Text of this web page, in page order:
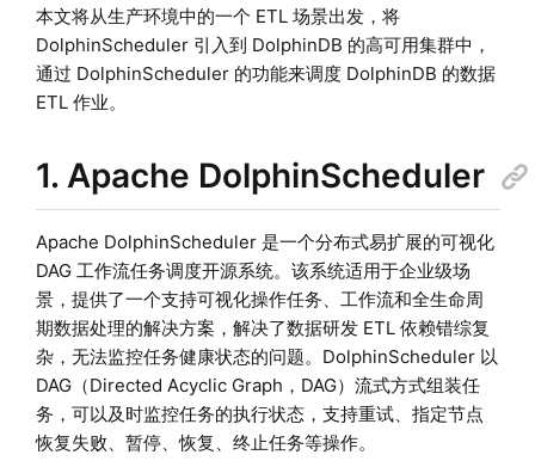
本文将从生产环境中的一个 ETL 场景出发，将
DolphinScheduler 引入到 DolphinDB 的高可用集群中，
通过 DolphinScheduler 的功能来调度 DolphinDB 的数据
ETL 作业。
1. Apache DolphinScheduler
Apache DolphinScheduler 是一个分布式易扩展的可视化
DAG 工作流任务调度开源系统。该系统适用于企业级场
景，提供了一个支持可视化操作任务、工作流和全生命周
期数据处理的解决方案，解决了数据研发 ETL 依赖错综复
杂，无法监控任务健康状态的问题。DolphinScheduler 以
DAG（Directed Acyclic Graph，DAG）流式方式组装任
务，可以及时监控任务的执行状态，支持重试、指定节点
恢复失败、暂停、恢复、终止任务等操作。